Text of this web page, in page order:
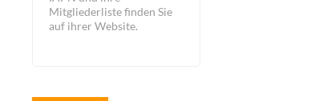
Mitgliederliste finden Sie
auf ihrer Website.